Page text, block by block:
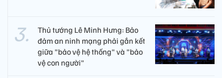
Thủ tướng Lê Minh Hưng: Bảo
đảm an ninh mạng phải gắn kết
giữa "bảo vệ hệ thống" và "bảo
vệ con người"